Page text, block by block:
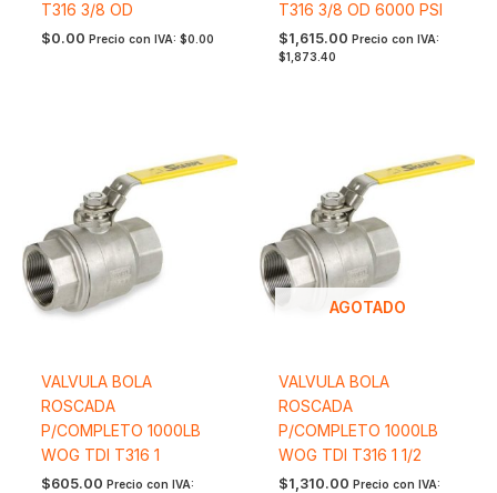
T316 3/8 OD
$0.00 Precio con IVA: $0.00
T316 3/8 OD 6000 PSI
$1,615.00 Precio con IVA:
$1,873.40
VALVULA BOLA
ROSCADA
P/COMPLETO 1000LB
WOG TDI T316 1
$605.00 Precio con IVA:
AGOTADO
VALVULA BOLA
ROSCADA
P/COMPLETO 1000LB
WOG TDI T316 1 1/2
$1,310.00 Precio con IVA: